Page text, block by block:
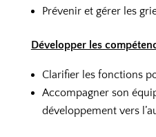
Prévenir et gérer les
Développer les
Clarifier les fonctions
Accompagner son
développement vers